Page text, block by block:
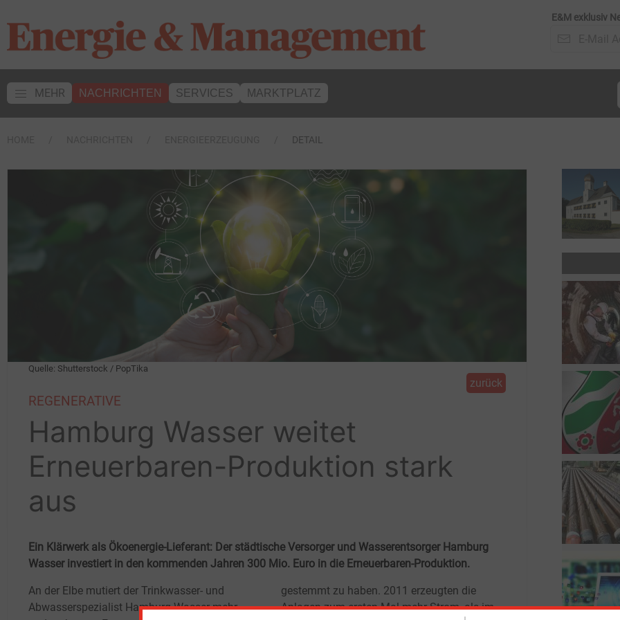
E&M exklusiv
MEHR NACHRICHTEN SERVICES MARKTPLATZ
DETAIL
Quelle: Shutterstock / PopTika
zurück
REGENERATIVE
Hamburg Wasser weitet
Erneuerbaren-Produktion stark
aus
Ein Klärwerk als Ökoenergie-Lieferant: Der städtische Versorger und Wasserentsorger Hamburg
Wasser investiert in den kommenden Jahren 300 Mio. Euro in die Erneuerbaren-Produktion.
An der Elbe mutiert der Trinkwasser- und
Abwasserspezialist Hamburg Wasser mehr
gestemmt zu haben. 2011 erzeugten die
Anlagen zum ersten Mal mehr Strom, als im